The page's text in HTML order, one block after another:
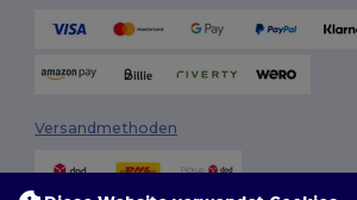
Versandmethoden